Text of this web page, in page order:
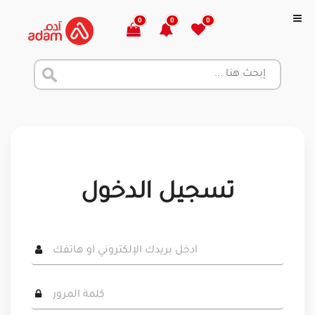
0
0
0
تسجيل الدخول